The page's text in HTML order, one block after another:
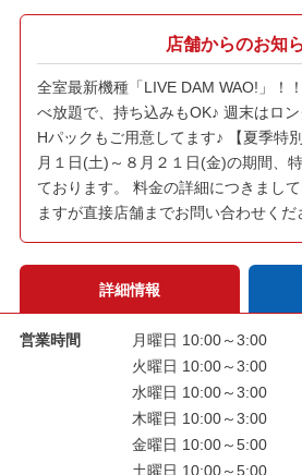
店舗からのお知
全室最新機種「LIVE DAM WAO!」！
べ放題で、持ち込みもOK♪ 週末はロ
Hパックもご用意してます♪ 【夏季特
月１日(土)～８月２１日(金)の期間、
ております。 料金の詳細につきまし
ますが直接店舗までお問い合わせくだ
詳細情報
営業時間
月曜日 10:00～3:00
火曜日 10:00～3:00
水曜日 10:00～3:00
木曜日 10:00～3:00
金曜日 10:00～5:00
土曜日 10:00～5:00